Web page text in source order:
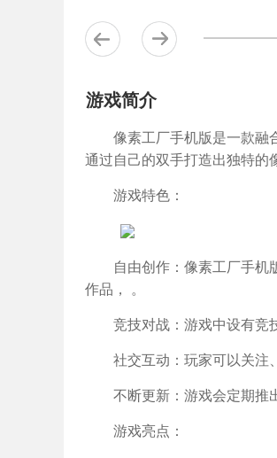
游戏简介
像素工厂手机版是一款融
通过自己的双手打造出独特的
游戏特色：
自由创作：像素工厂手机
作品， 。
竞技对战：游戏中设有竞
社交互动：玩家可以关注
不断更新：游戏会定期推
游戏亮点：